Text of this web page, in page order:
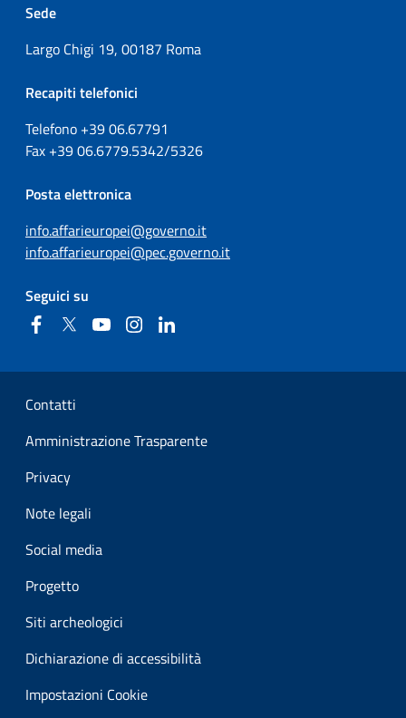
Sede
Largo Chigi 19, 00187 Roma
Recapiti telefonici
Telefono +3906.67791
Fax +3906.6779.5342/5326
Posta elettronica
info.affarieuropei@governo.it
info.affarieuropei@pec.governo.it
Seguici su
FacebookTwitter YouTubeInstagram
Sezione Link Utili
Contatti
Amministrazione Trasparente
Privacy
Note legali
Social media
Progetto
Siti archeologici
Dichiarazione di accessibilità
Impostazioni Cookie